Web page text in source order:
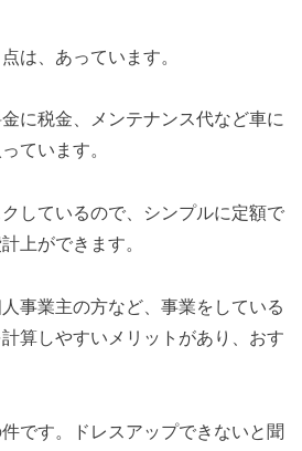
は、あっています。
に税金、メンテナンス代など車に
ています。
しているので、シンプルに定額で
上ができます。
事業主の方など、事業をしている
算しやすいメリットがあり、おす
です。ドレスアップできないと聞